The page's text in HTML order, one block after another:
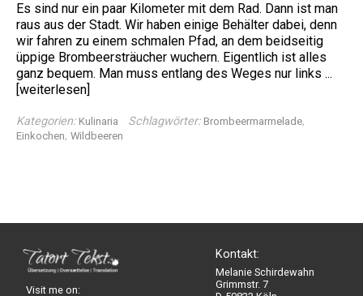
Es sind nur ein paar Kilometer mit dem Rad. Dann ist man
raus aus der Stadt. Wir haben einige Behälter dabei, denn
wir fahren zu einem schmalen Pfad, an dem beidseitig
üppige Brombeersträucher wuchern. Eigentlich ist alles
ganz bequem. Man muss entlang des Weges nur links ...
[weiterlesen]
Kategorien: Kulinaria Schlagwörter: Brombeermarmelade,
Einkochen, Wildbeeren
Visit me on:
Kontakt:
Melanie Schirdewahn
Grimmstr. 7